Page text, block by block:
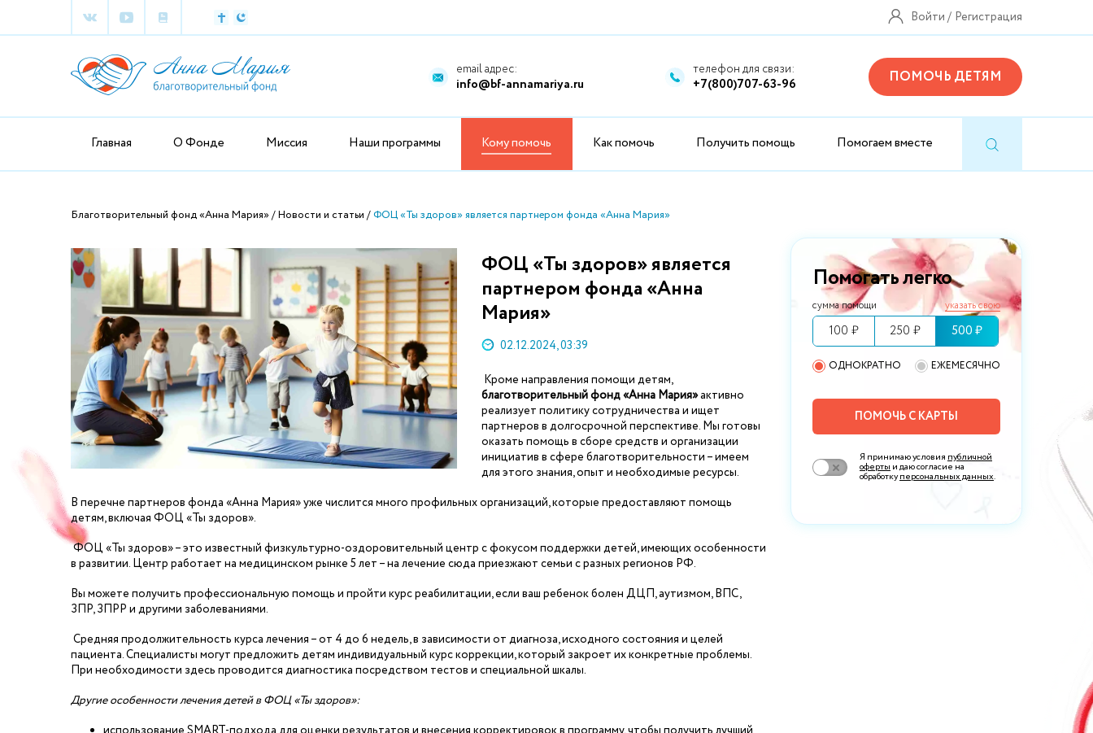
Войти Регистрация
email адрес:
info@bf-annamariya.ru
телефон для связи:
+7(800)707-63-96 ПОМОЧЬ ДЕТЯМ
Главная О Фонде Миссия Наши программы Кому помочь Как помочь Получить помощь Помогаем вместе
Благотворительный фонд «Анна Мария» Новости и статьи ФОЦ «Ты здоров» является партнером фонда «Анна Мария»
Помогать легко
сумма помощи указать свою
100 ₽ 250 ₽ 500 ₽
ОДНОКРАТНО ЕЖЕМЕСЯЧНО
ПОМОЧЬ С КАРТЫ
Я принимаю условия публичной
оферты и даю согласие на
обработкуперсональных данных.
ФОЦ «Ты здоров» является
партнером фонда «Анна
Мария»
02.12.2024, 03:39
Кроме направления помощи детям,
благотворительный фонд «Анна Мария»активно
реализует политику сотрудничества и ищет
партнеров в долгосрочной перспективе. Мы готовы
оказать помощь в сборе средств и организации
инициатив в сфере благотворительности – имеем
для этого знания, опыт и необходимые ресурсы.
В перечне партнеров фонда «Анна Мария» уже числится много профильных организаций, которые предоставляют помощь
детям, включая ФОЦ «Ты здоров».
ФОЦ «Ты здоров» – это известный физкультурно-оздоровительный центр с фокусом поддержки детей, имеющих особенности
в развитии. Центр работает на медицинском рынке 5 лет – на лечение сюда приезжают семьи с разных регионов РФ.
Вы можете получить профессиональную помощь и пройти курс реабилитации, если ваш ребенок болен ДЦП, аутизмом, ВПС,
ЗПР, ЗПРР и другими заболеваниями.
Средняя продолжительность курса лечения – от 4 до 6 недель, в зависимости от диагноза, исходного состояния и целей
пациента. Специалисты могут предложить детям индивидуальный курс коррекции, который закроет их конкретные проблемы.
При необходимости здесь проводится диагностика посредством тестов и специальной шкалы.
Другие особенности лечения детей в ФОЦ «Ты здоров»: